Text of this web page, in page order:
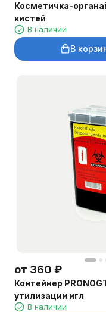
Косметичка-
кистей
В наличии
В
от 360 ₽
Контейнер
утилизации игл
В наличии